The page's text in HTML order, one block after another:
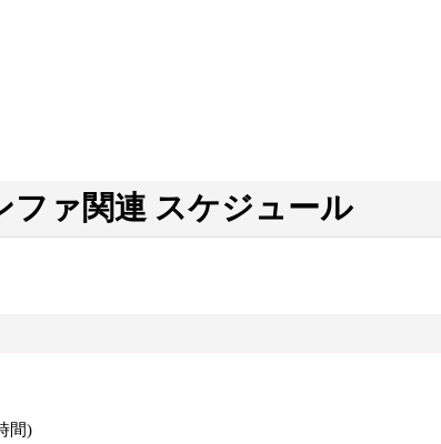
ファ関連 スケジュール
間)